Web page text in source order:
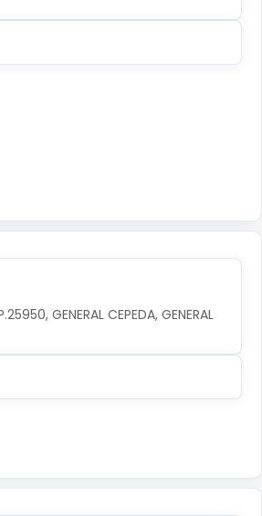
GENERAL CEPEDA, GENERAL